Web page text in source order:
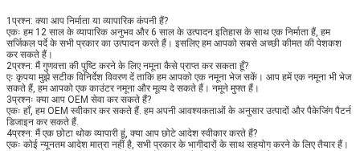
कर सकते हैं।
2प्रश्न: मैं गुणवत्ता की पुष्टि करने के लिए नमूना कैसे प्राप्त कर सकता हूँ?
एः कृपया मुझे सटीक विनिर्देश विवरण दें ताकि हम आपको एक नमूना भेज सकें। आप हमें एक नमूना भी भेज
सकते हैं, हम आपको एक काउंटर नमूना और मूल्य दे सकते हैं। नमूने मुफ्त हैं।
3प्रश्नः क्या आप OEM सेवा कर सकते हैं?
एकः हाँ, हम OEM स्वीकार कर सकते हैं. हम अपनी आवश्यकताओं के अनुसार उत्पादों और पैकेजिंग पैटर्न
डिजाइन कर सकते हैं.
4प्रश्न: मैं एक छोटा थोक व्यापारी हूं, क्या आप छोटे आदेश स्वीकार करते हैं?
एकः कोई न्यूनतम आदेश मात्रा नहीं है, सभी प्रकार के भागीदारों के साथ सहयोग करने के लिए तैयार हैं।
5प्रश्न: यदि गुणवत्ता की समस्याएं और उत्पादों की कमी है तो मुझे क्या करना चाहिए?
एकः हमारे बिक्री के बाद विभाग का पालन करेंगे और समय में समस्या को हल जब तक आप संतुष्ट हैं.
6प्रश्न: यदि मुझे आपकी वेबसाइट पर वह नहीं मिल रहा है जिसकी मुझे तलाश है?